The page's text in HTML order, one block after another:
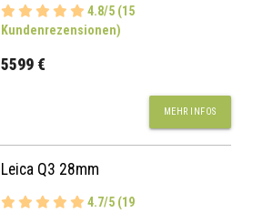
4.8/5 (15
Kundenrezensionen)
5599 €
MEHR INFOS
Leica Q3 28mm
4.7/5 (19